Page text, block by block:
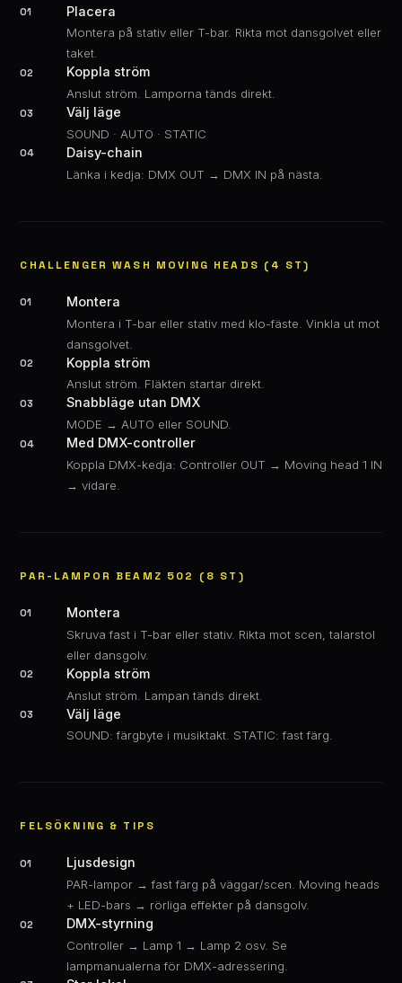
01 Placera
Montera på stativ eller T-bar. Rikta mot dansgolvet eller
taket.
02 Koppla ström
Anslut ström. Lamporna tänds direkt.
03 Välj läge
SOUND · AUTO · STATIC
04 Daisy-chain
Länka i kedja: DMX OUT → DMX IN på nästa.
CHALLENGER WASH MOVING HEADS (4 ST)
01 Montera
Montera i T-bar eller stativ med klo-fäste. Vinkla ut mot
dansgolvet.
02 Koppla ström
Anslut ström. Fläkten startar direkt.
03 Snabbläge utan DMX
MODE → AUTO eller SOUND.
04 Med DMX-controller
Koppla DMX-kedja: Controller OUT → Moving head 1 IN
→ vidare.
PAR-LAMPOR BEAMZ 502 (8 ST)
01 Montera
Skruva fast i T-bar eller stativ. Rikta mot scen, talarstol
eller dansgolv.
02 Koppla ström
Anslut ström. Lampan tänds direkt.
03 Välj läge
SOUND: färgbyte i musiktakt. STATIC: fast färg.
FELSÖKNING & TIPS
01 Ljusdesign
PAR-lampor → fast färg på väggar/scen. Moving heads
+ LED-bars → rörliga effekter på dansgolv.
02 DMX-styrning
Controller → Lamp 1 → Lamp 2 osv. Se
lampmanualerna för DMX-adressering.